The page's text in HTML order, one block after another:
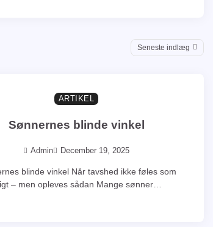
Seneste indlæg
ARTIKEL
Sønnernes blinde vinkel
Admin December 19, 2025
blinde vinkel Når tavshed ikke føles som
– men opleves sådan Mange sønner…